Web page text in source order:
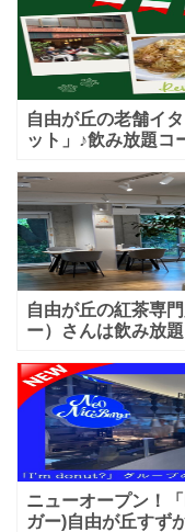
自由が丘の老舗イ
ット」♪飲み放題コ
自由が丘の紅茶専
ー）さんは飲み放
ニューオープン！
ガー)自由が丘すず